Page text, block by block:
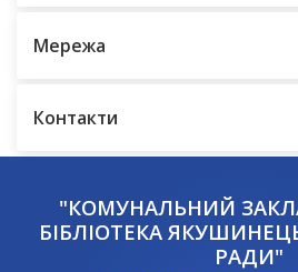
Мережа
Контакти
"КОМУНАЛЬНИЙ
БІБЛІОТЕКА
РАДИ"